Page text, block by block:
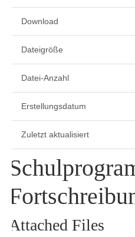
Download
Dateigröße
Datei-Anzahl
Erstellungsdatum
Zuletzt aktualisiert
Attached Files